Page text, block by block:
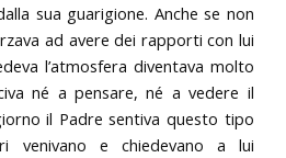
sua guarigione. Anche se non
ad avere dei rapporti con lui
l’atmosfera diventava molto
né a pensare, né a vedere il
il Padre sentiva questo tipo
venivano e chiedevano a lui